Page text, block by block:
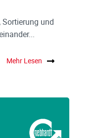
und
Mehr Lesen